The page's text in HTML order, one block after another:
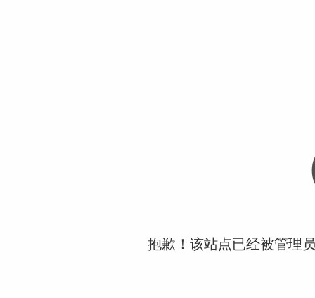
抱歉！该站点已经被管理